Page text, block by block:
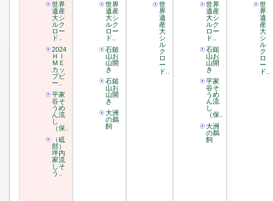
世界
遺産
大シ
ルク
ロー
ド..
2024
ＨＩ
ＭＥ
カッ
プビ
ー..
平家
谷そ
うめ
ん流
し
（保..
（砥
部）
坪内
家流
しそ
う..
世界
遺産
大シ
ルク
ロー
ド..
石鎚
山お
山開
き
石鎚
山お
山開
き
大洲
の鵜
飼
世
界
遺
産
大
シ
ル
ク
ロ
ー
ド..
世界
遺産
大シ
ルク
ロー
ド..
石鎚
山お
山開
き
平家
谷そ
うめ
ん流
し
（保..
大洲
の鵜
飼
世
界
遺
産
大
シ
ル
ク
ロ
ー
ド..